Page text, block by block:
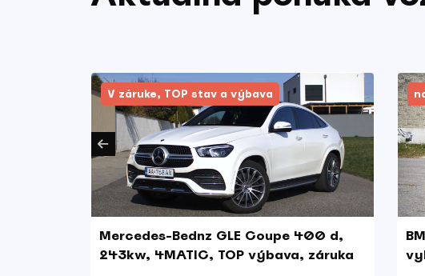
V záruke, TOP stav a výbava
Mercedes-Bednz GLE Coupe 400 d,
243kw, 4MATIC, TOP výbava, záruka